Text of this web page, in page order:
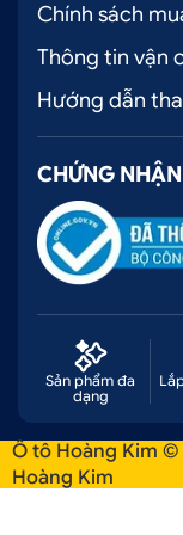
Chính sách
Thông tin vận
Hướng dẫn
CHỨNG
Sản phẩm đa
dạng
Ô tô Hoàng Kim
Hoàng Kim